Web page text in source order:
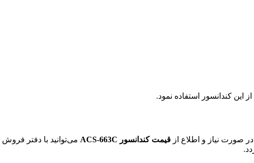
این کندانسور استفاده نمود.
صورت نیاز و اطلاع از قیمت کندانسور ACS-663C می‌توانید با دفتر فروش